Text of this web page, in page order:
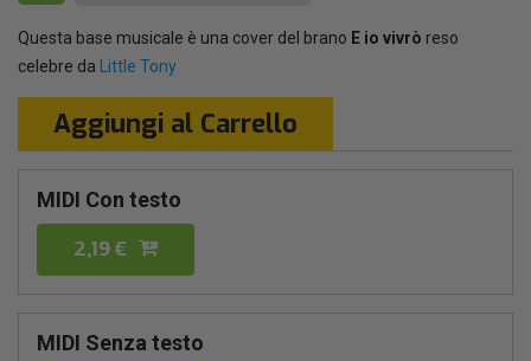
Questa base musicale è una cover del brano E io vivrò reso
celebre da
Little Tony
Aggiungi al Carrello
MIDI Con testo
2,19 €
MIDI Senza testo